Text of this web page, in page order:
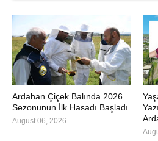
Ardahan Çiçek Balında 2026
Sezonunun İlk Hasadı Başladı
August 06, 2026